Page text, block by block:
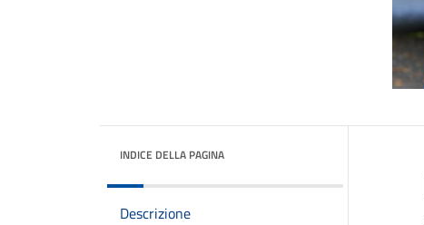
INDICE DELLA PAGINA
Descrizione